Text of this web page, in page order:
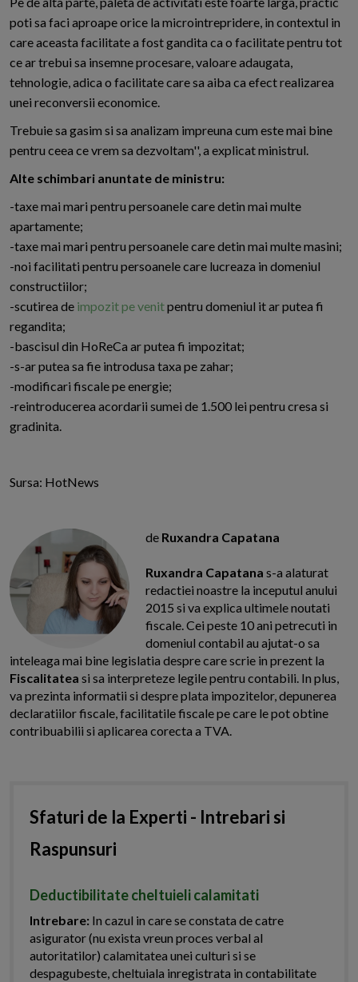
poti sa faci aproape orice la microintrepridere, in contextul in
care aceasta facilitate a fost gandita ca o facilitate pentru tot
ce ar trebui sa insemne procesare, valoare adaugata,
tehnologie, adica o facilitate care sa aiba ca efect realizarea
unei reconversii economice.
Trebuie sa gasim si sa analizam impreuna cum este mai bine
pentru ceea ce vrem sa dezvoltam'', a explicat ministrul.
Alte schimbari anuntate de ministru:
-taxe mai mari pentru persoanele care detin mai multe
apartamente;
-taxe mai mari pentru persoanele care detin mai multe masini;
-noi facilitati pentru persoanele care lucreaza in domeniul
constructiilor;
-scutirea de impozit pe venitpentru domeniul it ar putea fi
regandita;
-bascisul din HoReCa ar putea fi impozitat;
-s-ar putea sa fie introdusa taxa pe zahar;
-modificari fiscale pe energie;
-reintroducerea acordarii sumei de 1.500 lei pentru cresa si
gradinita.
Sursa: HotNews
de Ruxandra Capatana
Ruxandra Capatana s-a alaturat
redactiei noastre la inceputul anului
2015 si va explica ultimele noutati
fiscale. Cei peste 10 ani petrecuti in
domeniul contabil au ajutat-o sa
inteleaga mai bine legislatia despre care scrie in prezent la
Fiscalitatea si sa interpreteze legile pentru contabili. In plus,
va prezinta informatii si despre plata impozitelor, depunerea
declaratiilor fiscale, facilitatile fiscale pe care le pot obtine
contribuabilii si aplicarea corecta a TVA.
Sfaturi de la Experti - Intrebari si
Raspunsuri
Deductibilitate cheltuieli calamitati
Intrebare: In cazul in care se constata de catre
asigurator (nu exista vreun proces verbal al
autoritatilor) calamitatea unei culturi si se
despagubeste, cheltuiala inregistrata in contabilitate